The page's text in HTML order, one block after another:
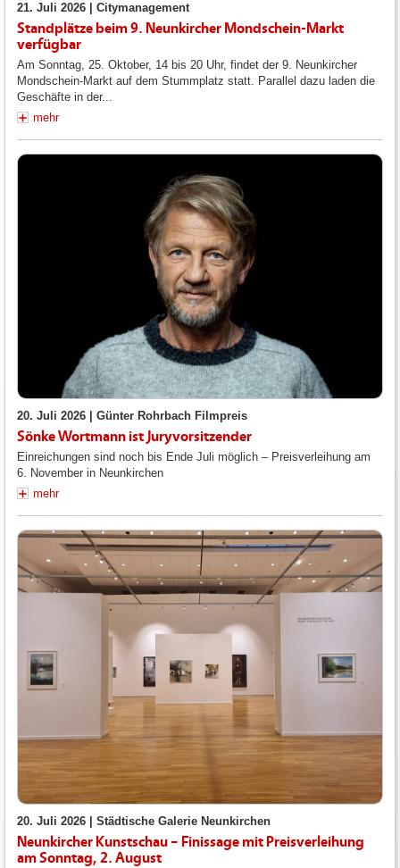
21. Juli 2026 | Citymanagement
Standplätze beim 9. Neunkircher Mondschein-Markt
verfügbar
Am Sonntag, 25. Oktober, 14 bis 20 Uhr, findet der 9. Neunkircher
Mondschein-Markt auf dem Stummplatz statt. Parallel dazu laden die
Geschäfte in der...
mehr
20. Juli 2026 | Günter Rohrbach Filmpreis
Sönke Wortmann ist Juryvorsitzender
Einreichungen sind noch bis Ende Juli möglich – Preisverleihung am
6. November in Neunkirchen
mehr
20. Juli 2026 | Städtische Galerie Neunkirchen
Neunkircher Kunstschau – Finissage mit Preisverleihung
am Sonntag, 2. August